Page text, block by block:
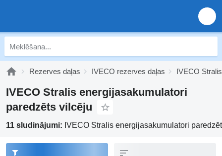
Rezerves daļas IVECO rezerves daļas IVECO
IVECO Stralis energijasakumulatori
paredzēts vilcēju
11 sludinājumi: IVECO Stralis energijasakumulatori